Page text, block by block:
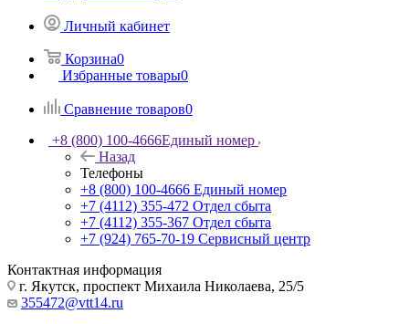
Личный кабинет
Корзина0
Избранные товары0
Сравнение товаров0
+8 (800) 100-4666Единый номер
Назад
Телефоны
+8 (800) 100-4666 Единый номер
+7 (4112) 355-472 Отдел сбыта
+7 (4112) 355-367 Отдел сбыта
+7 (924) 765-70-19 Сервисный центр
Контактная информация
г. Якутск, проспект Михаила Николаева, 25/5
355472@vtt14.ru